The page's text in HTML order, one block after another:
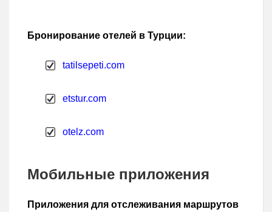
Бронирование отелей в Турции:
tatilsepeti.com
etstur.com
otelz.com
Мобильные приложения
Приложения для отслеживания маршрутов